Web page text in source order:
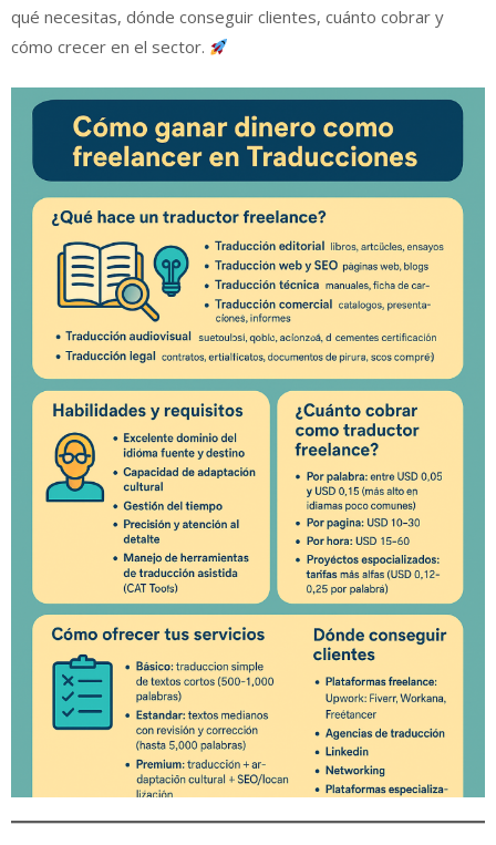
qué necesitas, dónde conseguir clientes, cuánto cobrar y
cómo crecer en el sector.